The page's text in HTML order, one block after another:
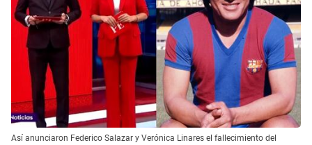
Así anunciaron Federico Salazar y Verónica Linares el fallecimiento del